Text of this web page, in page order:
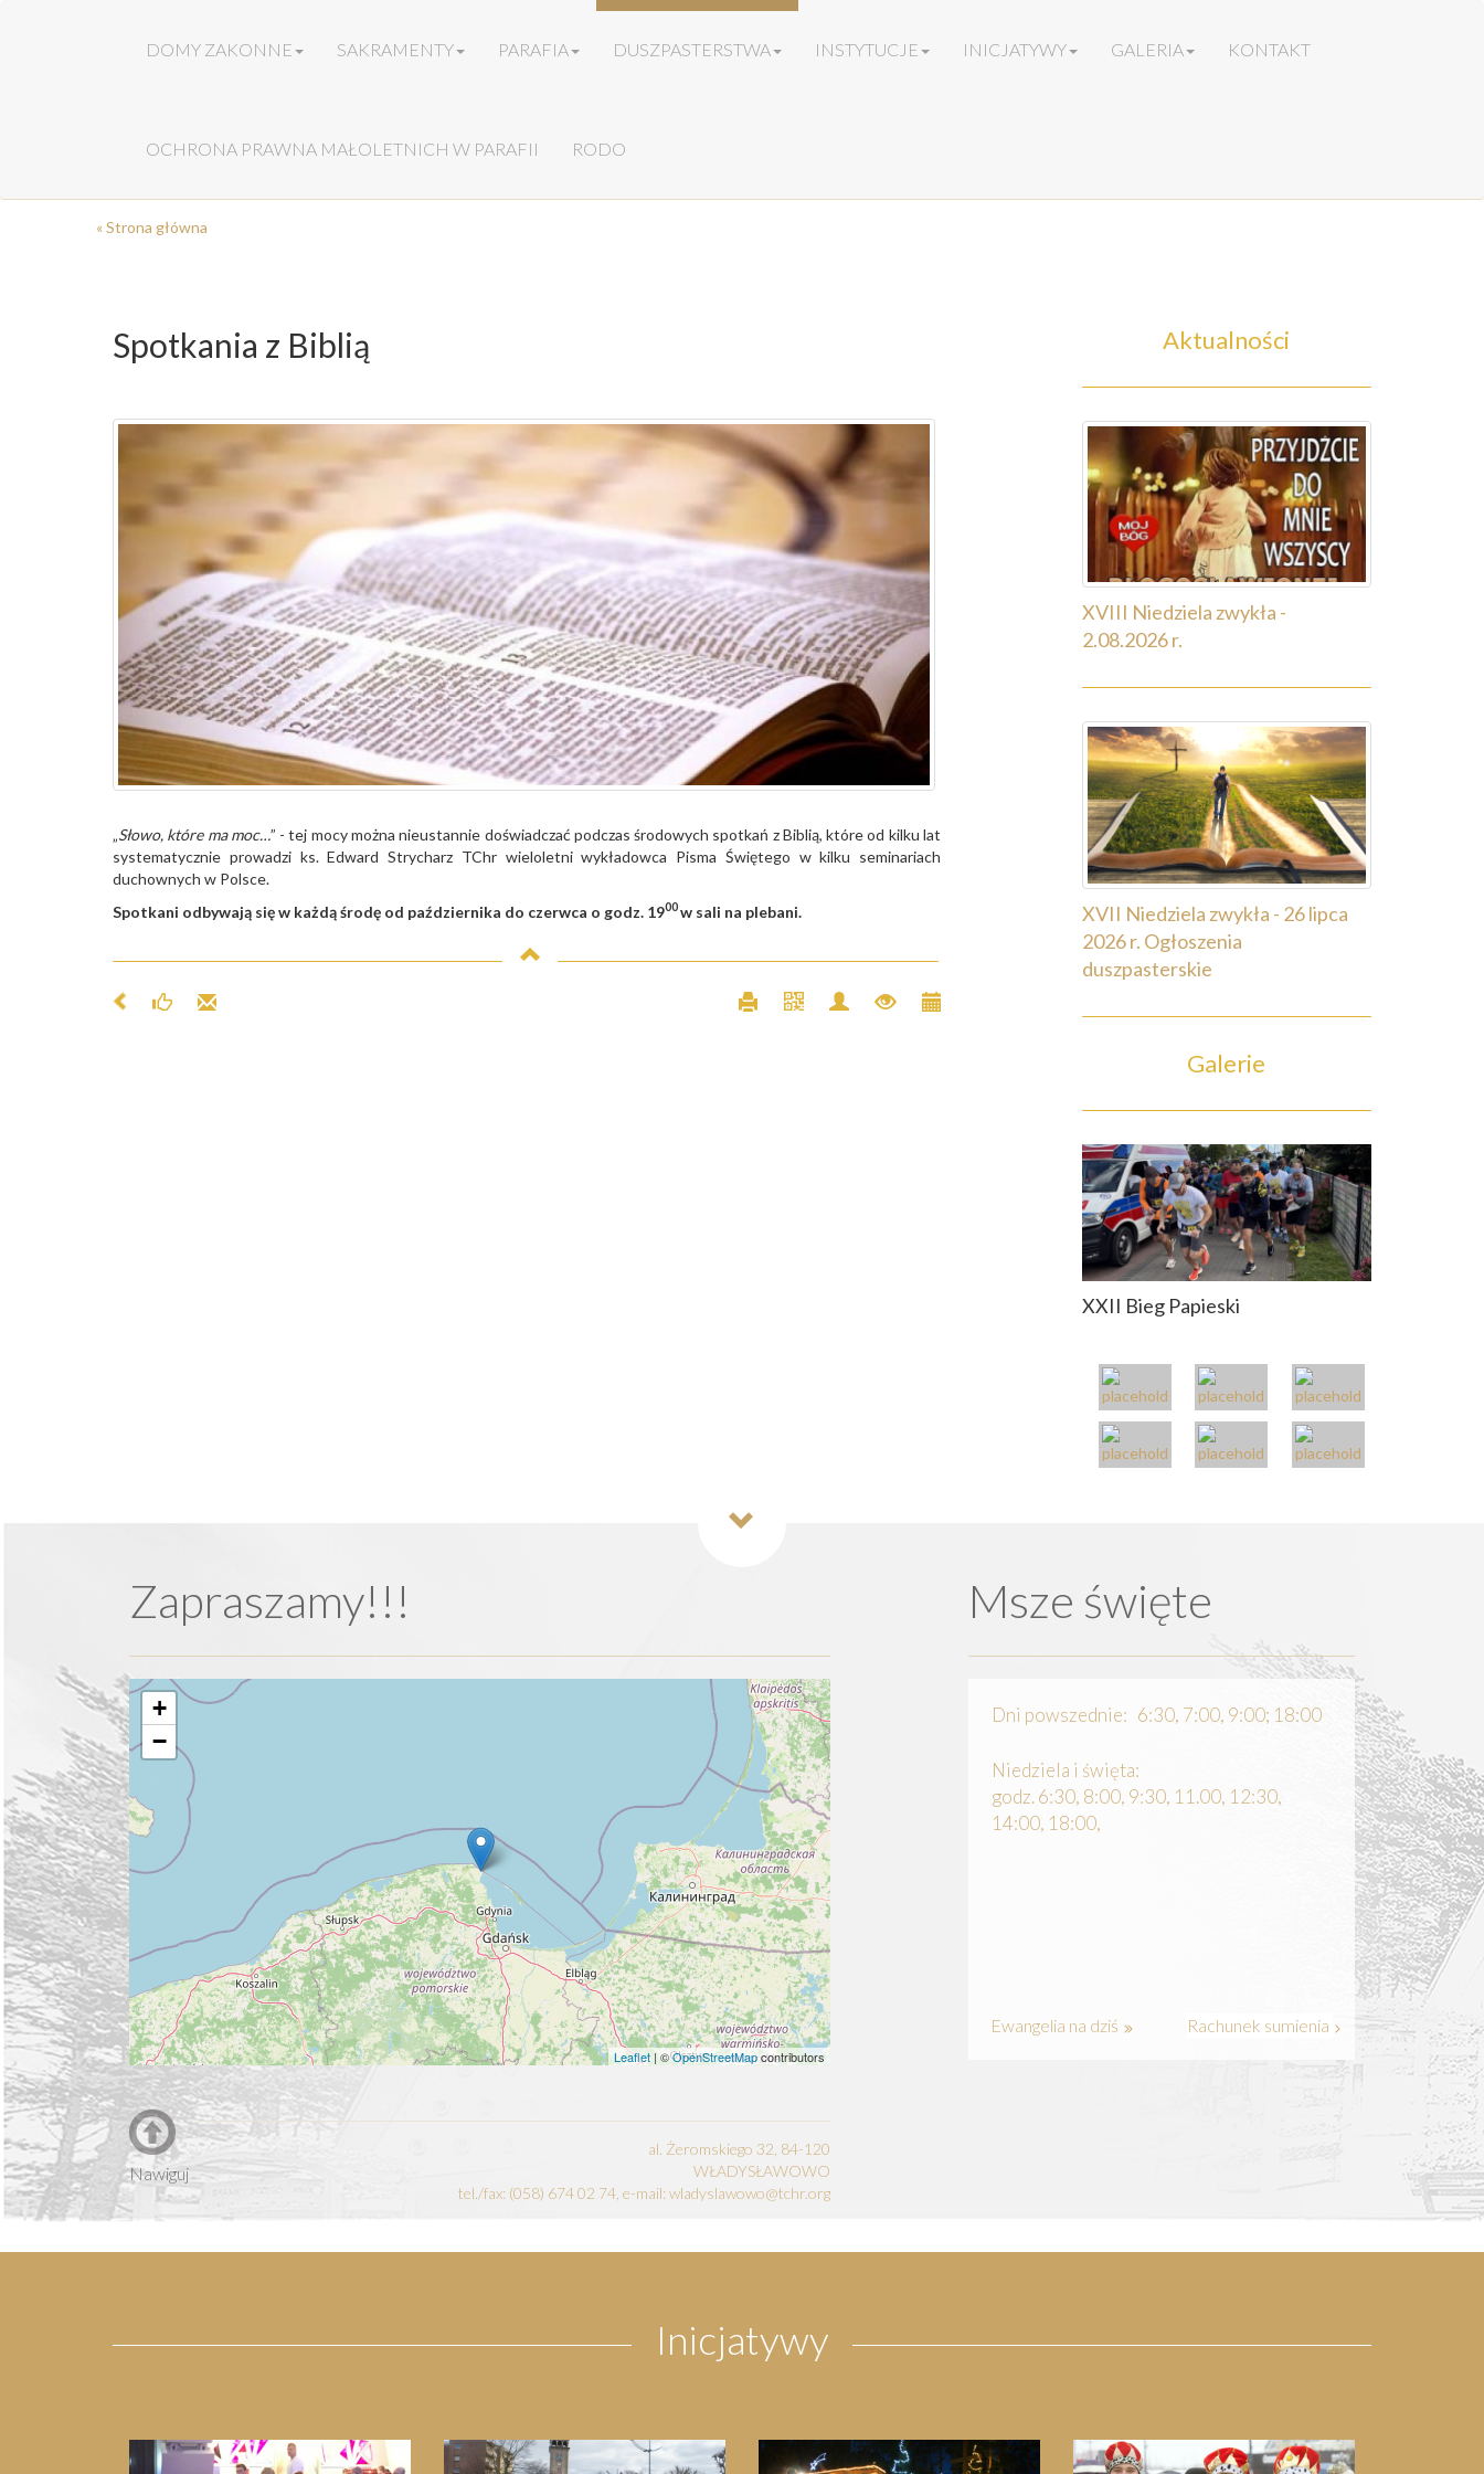
DOMY ZAKONNE SAKRAMENTY PARAFIA DUSZPASTERSTWA INSTYTUCJE INICJATYWY GALERIA KONTAKT
OCHRONA PRAWNA MAŁOLETNICH W PARAFII RODO
« Strona główna
Spotkania z Biblią
„Słowo, które ma moc…” - tej mocy można nieustannie doświadczać podczas środowych spotkań z Biblią, które od kilku lat
systematycznie prowadzi ks. Edward Strycharz TChr wieloletni wykładowca Pisma Świętego w kilku seminariach
duchownych w Polsce.
Spotkani odbywają się w każdą środę od października do czerwca o godz. 1900w sali na plebani.
Aktualności
XVIII Niedziela zwykła -
2.08.2026 r.
XVII Niedziela zwykła - 26 lipca
2026 r. Ogłoszenia
duszpasterskie
Galerie
XXII Bieg Papieski
Zapraszamy!!!
+
−
Leaflet | ©OpenStreetMapcontributors
Nawiguj
al. Żeromskiego 32, 84-120
WŁADYSŁAWOWO
tel./fax: (058) 674 02 74, e-mail: wladyslawowo@tchr.org
Msze święte
Dni powszednie: 6:30, 7:00, 9:00; 18:00
Niedziela i święta:
godz. 6:30, 8:00, 9:30, 11.00, 12:30,
14:00, 18:00,
Ewangelia na dziś Rachunek sumienia
Inicjatywy
Previous